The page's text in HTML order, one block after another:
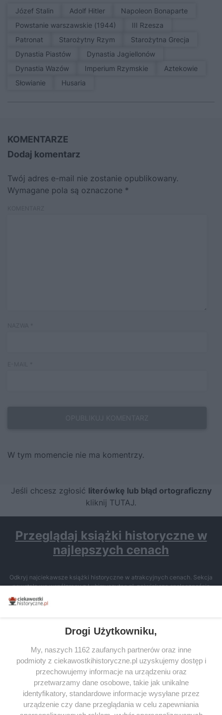
Józef Stalin Adolf Hitler
Napoleon Bonaparte
Powstanie warszawskie (1944)
III Rzesza
patronat
Starożytny Rzym
Starożytna Grecja
Dynastia Piastów
Dynastia Jagiellonów
Dynastia Wazów
Imperium Rzymskie
Aztekowie
Słowianie
Husaria
KOMENTARZE
Dodaj komentarz
Twój adres e-mail nie zostanie opublikowany.
Wymagane pola są oznaczone *
W tym momencie nie ma komentrzy.
Jeśli chcesz zgłosić literówkę lub błąd ortograficzny
kliknij TUTAJ.
Przeglądaj książki historyczne w
najlepszych cenach
Odkryj najciekawsze książki historyczne w atrakcyjnych cenach. Sekcja
powstała we współpracy z Lubimyczytac.pl, największą społecznością
tytułów najwyżej ocenianych przez czytelników.
SERWIS
SPOŁECZNOŚĆ
WSPÓŁPRACA
Drogi Użytkowniku,
My, naszych 1162 zaufanych partnerów oraz inne
podmioty z ciekawostkihistoryczne.pl uzyskujemy dostęp i
przechowujemy informacje na urządzeniu oraz
przetwarzamy dane osobowe, takie jak unikalne
identyfikatory, standardowe informacje wysyłane przez
urządzenie czy dane przeglądania w celu zapewniania